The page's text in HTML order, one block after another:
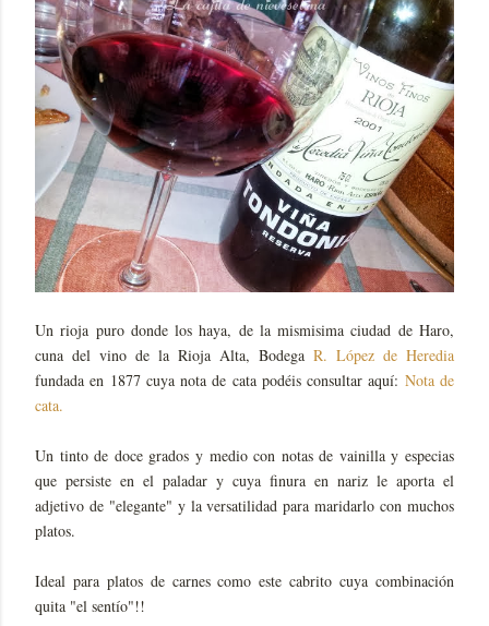
Un rioja puro donde los haya, de la mismisima ciudad de Haro,
cuna del vino de la Rioja Alta, Bodega R. López de Heredia
fundada en 1877 cuya nota de cata podéis consultar aquí: Nota de
cata.
Un tinto de doce grados y medio con notas de vainilla y especias
que persiste en el paladar y cuya finura en nariz le aporta el
adjetivo de "elegante" y la versatilidad para maridarlo con muchos
platos.
Ideal para platos de carnes como este cabrito cuya combinación
quita "el sentío"!!